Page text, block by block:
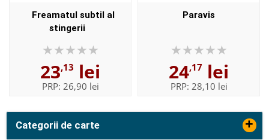
Categorii de carte +
Freamatul subtil al
stingerii
23,13 lei
PRP: 26,90 lei
Paravis
24,17 lei
PRP: 28,10 lei